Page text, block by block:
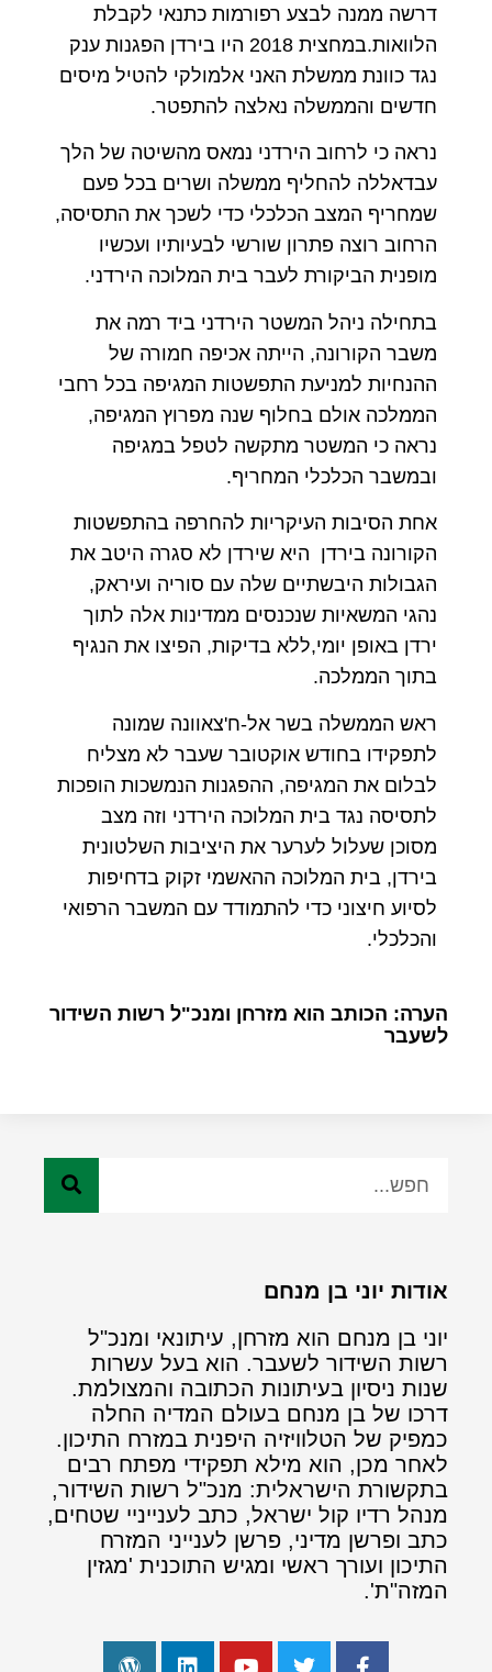
דרשה ממנה לבצע רפורמות כתנאי לקבלת
הלוואות.
במחצית 2018 היו בירדן הפגנות ענק
נגד כוונת ממשלת האני אלמולקי להטיל מיסים
חדשים והממשלה נאלצה להתפטר.
נראה כי לרחוב הירדני נמאס מהשיטה של הלך
עבדאללה להחליף ממשלה ושרים בכל פעם
שמחריף המצב הכלכלי כדי לשכך את התסיסה,
הרחוב רוצה פתרון שורשי לבעיותיו ועכשיו
מופנית הביקורת לעבר בית המלוכה הירדני.
בתחילה ניהל המשטר הירדני ביד רמה את
משבר הקורונה, הייתה אכיפה חמורה של
ההנחיות למניעת התפשטות המגיפה בכל רחבי
הממלכה אולם בחלוף שנה מפרוץ המגיפה,
נראה כי המשטר מתקשה לטפל במגיפה
ובמשבר הכלכלי המחריף.
אחת הסיבות העיקריות להחרפה בהתפשטות
הקורונה בירדן היא שירדן לא סגרה היטב את
הגבולות היבשתיים שלה עם סוריה ועיראק,
נהגי המשאיות שנכנסים ממדינות אלה לתוך
ירדן באופן יומי,ללא בדיקות, הפיצו את הנגיף
בתוך הממלכה.
ראש הממשלה בשר אל-ח'צאוונה שמונה
לתפקידו בחודש אוקטובר שעבר לא מצליח
לבלום את המגיפה, ההפגנות הנמשכות הופכות
לתסיסה נגד בית המלוכה הירדני וזה מצב
מסוכן שעלול לערער את היציבות השלטונית
בירדן, בית המלוכה ההאשמי זקוק בדחיפות
לסיוע חיצוני כדי להתמודד עם המשבר הרפואי
והכלכלי.
הערה: הכותב הוא מזרחן ומנכ"ל רשות השידור
לשעבר
אודות יוני בן מנחם
יוני בן מנחם הוא מזרחן, עיתונאי ומנכ"ל
רשות השידור לשעבר. הוא בעל עשרות
שנות ניסיון בעיתונות הכתובה והמצולמת.
דרכו של בן מנחם בעולם המדיה החלה
כמפיק של הטלוויזיה היפנית במזרח התיכון.
לאחר מכן, הוא מילא תפקידי מפתח רבים
בתקשורת הישראלית: מנכ"ל רשות השידור,
מנהל רדיו קול ישראל, כתב לענייניי שטחים,
כתב ופרשן מדיני, פרשן לענייני המזרח
התיכון ועורך ראשי ומגיש התוכנית 'מגזין
המזה"ת'.